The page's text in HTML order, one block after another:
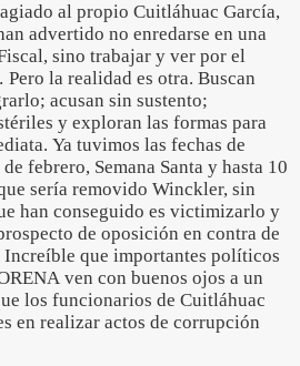
al propio Cuitláhuac García,
advertido no enredarse en una
sino trabajar y ver por el
la realidad es otra. Buscan
acusan sin sustento;
y exploran las formas para
Ya tuvimos las fechas de
febrero, Semana Santa y hasta 10
sería removido Winckler, sin
han conseguido es victimizarlo y
de oposición en contra de
que importantes políticos
ven con buenos ojos a un
los funcionarios de Cuitláhuac
en realizar actos de corrupción